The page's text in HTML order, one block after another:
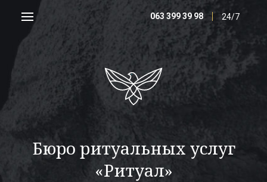
063 399 39 98 24/7
Бюро ритуальных услуг
«Ритуал»